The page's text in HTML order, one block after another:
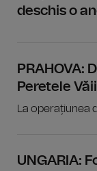
deschis o
PRAHOVA:
Peretele
La operațiunea
UNGARIA: